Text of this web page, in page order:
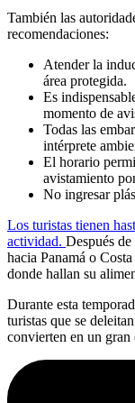
También las
recomendaciones:
Atender la
área protegida.
Es
momento de
Todas las
intérprete
El horario
avistamiento
No ingresar
Los turistas tienen
actividad. Después
hacia Panamá o
donde hallan su
Durante esta
turistas que se
convierten en un